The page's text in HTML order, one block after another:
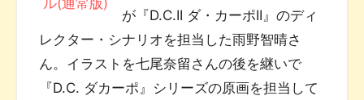
が『D.C.II ダ・カーポII』のディ
レクター・シナリオを担当した雨野智晴さ
ん。イラストを七尾奈留さんの後を継いで
『D.C. ダカーポ』シリーズの原画を担当して